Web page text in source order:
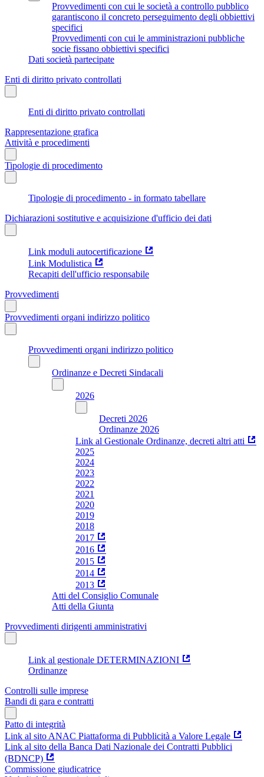
Provvedimenti con cui le società a controllo pubblico
garantiscono il concreto perseguimento degli obbiettivi
specifici
Provvedimenti con cui le amministrazioni pubbliche
socie fissano obbiettivi specifici
Dati società partecipate
Enti di diritto privato controllati
Enti di diritto privato controllati
Rappresentazione grafica
Attività e procedimenti
Tipologie di procedimento
Tipologie di procedimento - in formato tabellare
Dichiarazioni sostitutive e acquisizione d'ufficio dei dati
Link moduli autocertificazione
Link Modulistica
Recapiti dell'ufficio responsabile
Provvedimenti
Provvedimenti organi indirizzo politico
Provvedimenti organi indirizzo politico
Ordinanze e Decreti Sindacali
2026
Decreti 2026
Ordinanze 2026
Link al Gestionale Ordinanze, decreti altri atti
2025
2024
2023
2022
2021
2020
2019
2018
2017
2016
2015
2014
2013
Atti del Consiglio Comunale
Atti della Giunta
Provvedimenti dirigenti amministrativi
Link al gestionale DETERMINAZIONI
Ordinanze
Controlli sulle imprese
Bandi di gara e contratti
Patto di integrità
Link al sito ANAC Piattaforma di Pubblicità a Valore Legale
Link al sito della Banca Dati Nazionale dei Contratti Pubblici
(BDNCP)
Commissione giudicatrice